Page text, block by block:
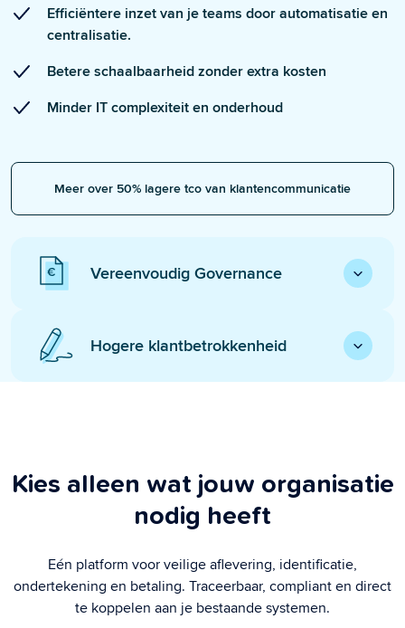
Efficiëntere inzet van je teams door automatisatie en
centralisatie.
Betere schaalbaarheid zonder extra kosten
Minder IT complexiteit en onderhoud
Meer over 50% lagere tco van klantencommunicatie
Vereenvoudig Governance
Hogere klantbetrokkenheid
Kies alleen wat jouw organisatie
nodig heeft
Eén platform voor veilige aflevering, identificatie,
ondertekening en betaling. Traceerbaar, compliant en direct
te koppelen aan je bestaande systemen.